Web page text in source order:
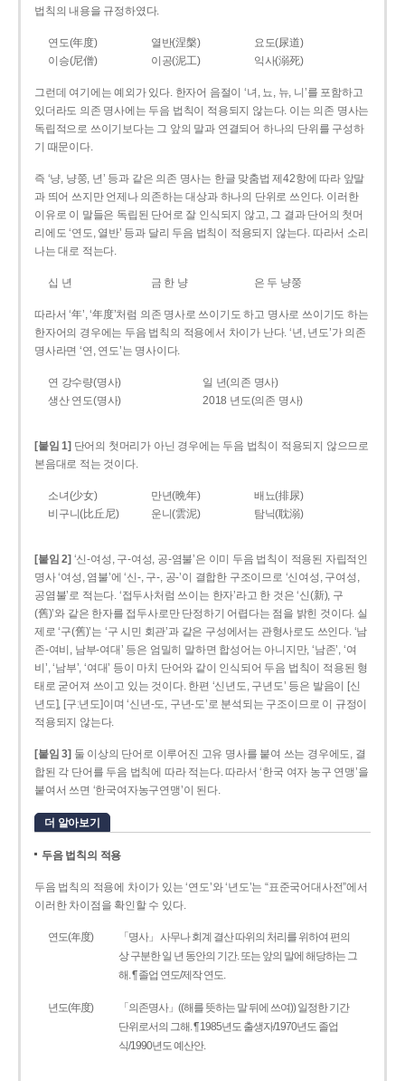
법칙의 내용을 규정하였다.
연도(年度) 열반(涅槃)
요도(尿道)
이승(尼僧)
이공(泥工) 익사(溺死)
그런데 여기에는 예외가 있다. 한자어 음절이 ‘녀, 뇨, 뉴, 니’를 포함하고
있더라도 의존 명사에는 두음 법칙이 적용되지 않는다. 이는 의존 명사는
독립적으로 쓰이기보다는 그 앞의 말과 연결되어 하나의 단위를 구성하
기 때문이다.
즉 ‘냥, 냥쭝, 년’ 등과 같은 의존 명사는 한글 맞춤법 제42항에 따라 앞말
과 띄어 쓰지만 언제나 의존하는 대상과 하나의 단위로 쓰인다. 이러한
이유로 이 말들은 독립된 단어로 잘 인식되지 않고, 그 결과 단어의 첫머
리에도 ‘연도, 열반’ 등과 달리 두음 법칙이 적용되지 않는다. 따라서 소리
나는 대로 적는다.
십 년 금 한 냥 은 두 냥쭝
따라서 ‘年’, ‘年度’처럼 의존 명사로 쓰이기도 하고 명사로 쓰이기도 하는
한자어의 경우에는 두음 법칙의 적용에서 차이가 난다. ‘년, 년도’가 의존
명사라면 ‘연, 연도’는 명사이다.
연 강수량(명사)
일 년(의존 명사)
생산 연도(명사)
2018 년도(의존 명사)
[붙임 1] 단어의 첫머리가 아닌 경우에는 두음 법칙이 적용되지 않으므로
본음대로 적는 것이다.
소녀(少女) 만년(晩年)
배뇨(排尿)
비구니(比丘尼)
운니(雲泥) 탐닉(耽溺)
[붙임 2] ‘신-여성, 구-여성, 공-염불’은 이미 두음 법칙이 적용된 자립적인
명사 ‘여성, 염불’에 ‘신-, 구-, 공-’이 결합한 구조이므로 ‘신여성, 구여성,
공염불’로 적는다. ‘접두사처럼 쓰이는 한자’라고 한 것은 ‘신(新), 구
(舊)’와 같은 한자를 접두사로만 단정하기 어렵다는 점을 밝힌 것이다. 실
제로 ‘구(舊)’는 ‘구 시민 회관’과 같은 구성에서는 관형사로도 쓰인다. ‘남
존­-여비, 남부-­여대’ 등은 엄밀히 말하면 합성어는 아니지만, ‘남존’, ‘여
비’, ‘남부’, ‘여대’ 등이 마치 단어와 같이 인식되어 두음 법칙이 적용된 형
태로 굳어져 쓰이고 있는 것이다. 한편 ‘신년도, 구년도’ 등은 발음이 [신
년도], [구ː년도]이며 ‘신년­-도, 구년-­도’로 분석되는 구조이므로 이 규정이
적용되지 않는다.
[붙임 3] 둘 이상의 단어로 이루어진 고유 명사를 붙여 쓰는 경우에도, 결
합된 각 단어를 두음 법칙에 따라 적는다. 따라서 ‘한국 여자 농구 연맹’을
붙여서 쓰면 ‘한국여자농구연맹’이 된다.
더 알아보기
두음 법칙의 적용
두음 법칙의 적용에 차이가 있는 ‘연도’와 ‘년도’는 “표준국어대사전”에서
이러한 차이점을 확인할 수 있다.
연도(年度)
「명사」 사무나 회계 결산 따위의 처리를 위하여 편의
상 구분한 일 년 동안의 기간. 또는 앞의 말에 해당하는 그
해. ¶ 졸업 연도/제작 연도.
년도(年度)
「의존명사」((해를 뜻하는 말 뒤에 쓰여)) 일정한 기간
단위로서의 그해. ¶ 1985년도 출생자/1970년도 졸업
식/1990년도 예산안.